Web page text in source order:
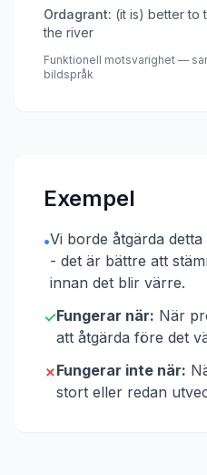
Ordagrant: (it is) better to
the river
Funktionell motsvarighet —
bildspråk
Exempel
•Vi borde åtgärda
- det är bättre att
innan det blir värre.
✓Fungerar när: När
att åtgärda före det
✗Fungerar inte när:
stort eller redan